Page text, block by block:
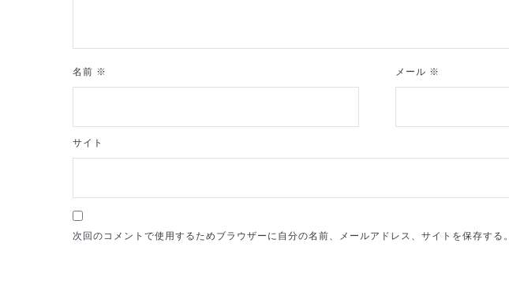
名前 ※ メール ※
サイト
次回のコメントで使用するためブラウザーに自分の名前、メールアドレス、サイトを保存する。